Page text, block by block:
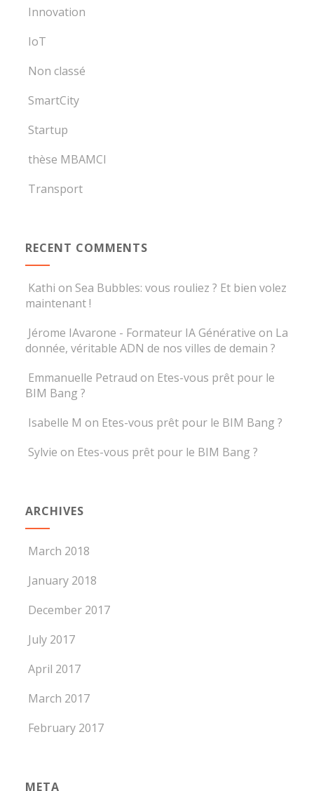
Innovation
IoT
Non classé
SmartCity
Startup
thèse MBAMCI
Transport
RECENT COMMENTS
Kathi on Sea Bubbles: vous rouliez ? Et bien volez
maintenant !
Jérome IAvarone - Formateur IA Générative on La
donnée, véritable ADN de nos villes de demain ?
Emmanuelle Petraud on Etes-vous prêt pour le
BIM Bang ?
Isabelle M on Etes-vous prêt pour le BIM Bang ?
Sylvie on Etes-vous prêt pour le BIM Bang ?
ARCHIVES
March 2018
January 2018
December 2017
July 2017
April 2017
March 2017
February 2017
META